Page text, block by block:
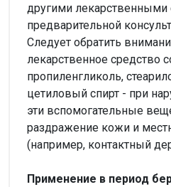
другими лекарственными
предварительной
Следует обратить
лекарственное средство
пропиленгликоль,
цетиловый спирт - при
эти вспомогательные
раздражение кожи и
(например, контактный
Применение в период